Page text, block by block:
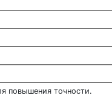
повышения точности.